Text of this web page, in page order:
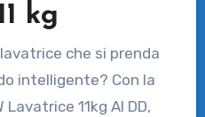
kg
intelligente? Con la
Lavatrice 11kg AI DD,